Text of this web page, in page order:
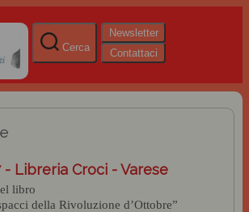
Cerca
Newsletter
Contattaci
Libreria Croci - Varese
libro
della Rivoluzione d’Ottobre”